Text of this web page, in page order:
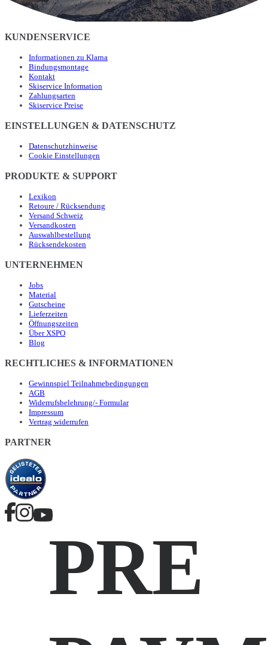
KUNDENSERVICE
Informationen zu Klarna
Bindungsmontage
Kontakt
Skiservice Information
Zahlungsarten
Skiservice Preise
EINSTELLUNGEN & DATENSCHUTZ
Datenschutzhinweise
Cookie Einstellungen
PRODUKTE & SUPPORT
Lexikon
Retoure / Rücksendung
Versand Schweiz
Versandkosten
Auswahlbestellung
Rücksendekosten
UNTERNEHMEN
Jobs
Material
Gutscheine
Lieferzeiten
Öffnungszeiten
Über XSPO
Blog
RECHTLICHES & INFORMATIONEN
Gewinnspiel Teilnahmebedingungen
AGB
Widerrufsbelehrung/- Formular
Impressum
Vertrag widerrufen
PARTNER